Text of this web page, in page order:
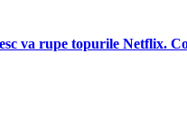
va rupe topurile Netflix.